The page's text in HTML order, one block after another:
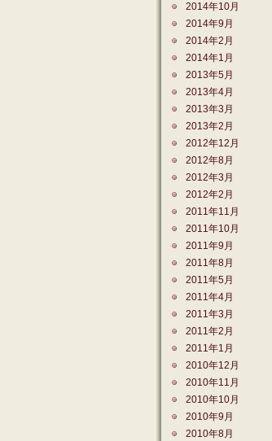
2014年10月
2014年9月
2014年2月
2014年1月
2013年5月
2013年4月
2013年3月
2013年2月
2012年12月
2012年8月
2012年3月
2012年2月
2011年11月
2011年10月
2011年9月
2011年8月
2011年5月
2011年4月
2011年3月
2011年2月
2011年1月
2010年12月
2010年11月
2010年10月
2010年9月
2010年8月